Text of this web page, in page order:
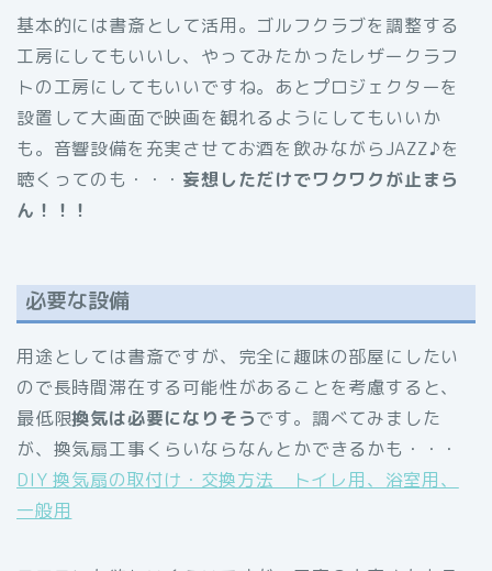
基本的には書斎として活用。ゴルフクラブを調整する
工房にしてもいいし、やってみたかったレザークラフ
トの工房にしてもいいですね。あとプロジェクターを
設置して大画面で映画を観れるようにしてもいいか
も。音響設備を充実させてお酒を飲みながらJAZZ♪を
聴くってのも・・・ 妄想しただけでワクワクが止まら
ん！！！
必要な設備
用途としては書斎ですが、完全に趣味の部屋にしたい
ので長時間滞在する可能性があることを考慮すると、
最低限換気は必要になりそうです。調べてみました
が、換気扇工事くらいならなんとかできるかも・・・
DIY 換気扇の取付け・交換方法 トイレ用、浴室用、
一般用